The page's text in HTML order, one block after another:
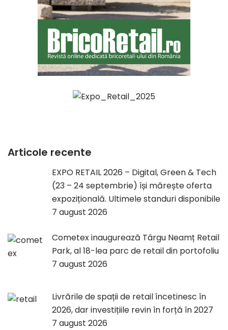
Articole recente
EXPO RETAIL 2026 – Digital, Green & Tech
(23 – 24 septembrie) își mărește oferta
expozițională. Ultimele standuri disponibile
7 august 2026
Cometex inaugurează Târgu Neamț Retail
Park, al 18-lea parc de retail din portofoliu
7 august 2026
Livrările de spații de retail încetinesc în
2026, dar investițiile revin în forță în 2027
7 august 2026